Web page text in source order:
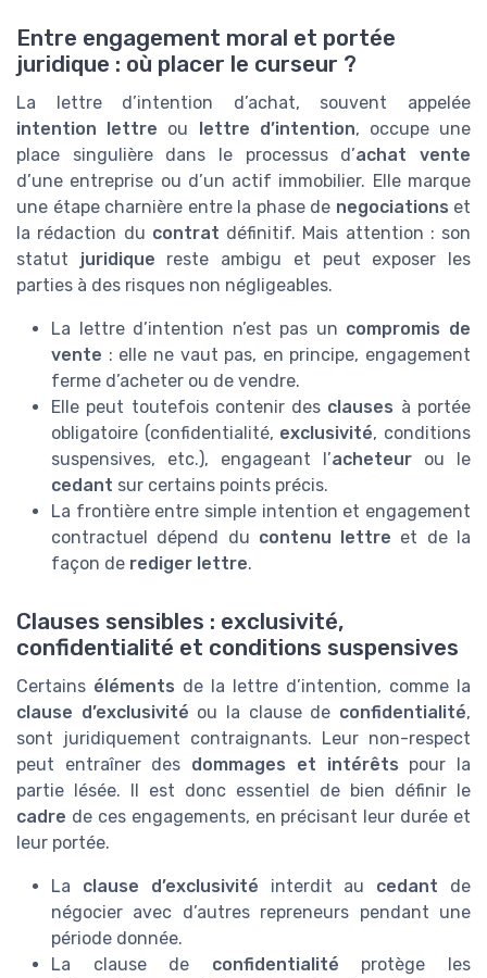
Entre engagement moral et portée
juridique : où placer le curseur ?
La lettre d’intention d’achat, souvent appelée
intention lettre ou lettre d’intention, occupe une
place singulière dans le processus d’achat vente
d’une entreprise ou d’un actif immobilier. Elle marque
une étape charnière entre la phase de negociations et
la rédaction du contrat définitif. Mais attention : son
statut juridique reste ambigu et peut exposer les
parties à des risques non négligeables.
La lettre d’intention n’est pas un compromis de
vente : elle ne vaut pas, en principe, engagement
ferme d’acheter ou de vendre.
Elle peut toutefois contenir des clauses à portée
obligatoire (confidentialité, exclusivité, conditions
suspensives, etc.), engageant l’acheteur ou le
cedant sur certains points précis.
La frontière entre simple intention et engagement
contractuel dépend du contenu lettre et de la
façon de rediger lettre.
Clauses sensibles : exclusivité,
confidentialité et conditions suspensives
Certains éléments de la lettre d’intention, comme la
clause d’exclusivité ou la clause de confidentialité,
sont juridiquement contraignants. Leur non-respect
peut entraîner des dommages et intérêts pour la
partie lésée. Il est donc essentiel de bien définir le
cadre de ces engagements, en précisant leur durée et
leur portée.
La clause d’exclusivité interdit au cedant de
négocier avec d’autres repreneurs pendant une
période donnée.
La clause de confidentialité protège les